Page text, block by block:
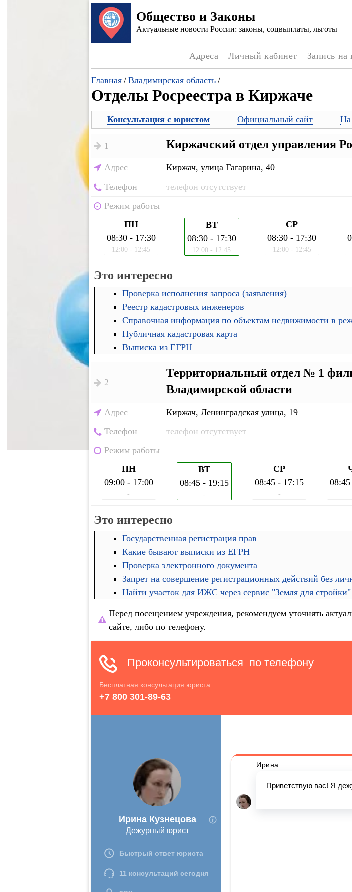
Общество и Законы
Актуальные новости России: законы, соцвыплаты, льготы
Адреса Личный кабинет Запись на
Главная / Владимирская область /
Отделы Росреестра в Киржаче
Консультация с юристом Официальный сайт На
1 Киржачский отдел управления
Адрес
Киржач, улица Гагарина, 40
Телефон
телефон отсутствует
Режим работы
ПН
08:30 - 17:30
12:00 - 12:45
ВТ
08:30 - 17:30
12:00 - 12:45
СР
08:30 - 17:30
12:00 - 12:45
Это интересно
Проверка исполнения запроса (заявления)
Реестр кадастровых инженеров
Справочная информация по объектам недвижимости в
Публичная кадастровая карта
Выписка из ЕГРН
2
Территориальный отдел № 1
Владимирской области
Адрес
Киржач, Ленинградская улица, 19
Телефон
телефон отсутствует
Режим работы
ПН
09:00 - 17:00
-
ВТ
08:45 - 19:15
-
СР
08:45 - 17:15
-
Это интересно
Государственная регистрация прав
Какие бывают выписки из ЕГРН
Проверка электронного документа
Запрет на совершение регистрационных действий без
Найти участок для ИЖС через сервис "Земля для стройки"
Перед посещением учреждения, рекомендуем уточнять
сайте, либо по телефону.